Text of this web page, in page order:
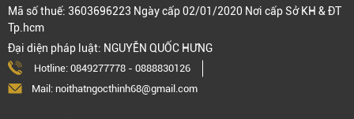
Mã số thuế: 3603696223 Ngày cấp 02/01/2020 Nơi cấp Sở KH & ĐT
Tp.hcm
Đại diện pháp luật: NGUYỄN QUỐC HƯNG
Hotline: 0849277778 - 0888830126
Mail: noithatngocthinh68@gmail.com